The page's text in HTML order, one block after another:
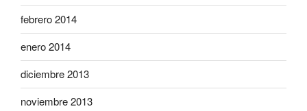
febrero 2014
enero 2014
diciembre 2013
noviembre 2013